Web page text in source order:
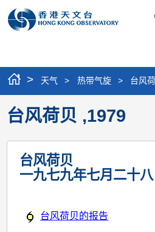
> 天气 > 热带气旋 > 台风
台风荷贝 ,1979
台风荷贝
一九七九年七月二十
台风荷贝的报告